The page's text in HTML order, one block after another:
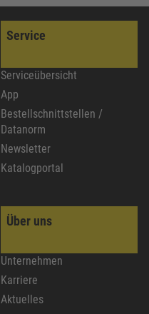
Service
Serviceübersicht
App
Bestellschnittstellen /
Datanorm
Newsletter
Katalogportal
Über uns
Unternehmen
Karriere
Aktuelles